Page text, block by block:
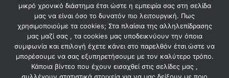
ΣΧΕΤΙΚΆ ΠΡΟΪΌΝΤΑ
μικρό χρονικό διάστημα έτσι ώστε η εμπειρία σας στη σελίδα
μας να είναι όσο το δυνατόν πιο λειτουργική. Πως
χρησιμοποιούμε τα cookies; Στα πλαίσια της αλληλεπίδρασης
μας μαζί σας , τα cookies μας υποδεικνύουν την όποια
συμφωνία και επιλογή έχετε κάνει στο παρελθόν έτσι ώστε να
μπορέσουμε να σας εξυπηρετήσουμε με τον καλύτερο τρόπο.
Κάποια βίντεο που έχουν εισαχθεί στις σελίδες μας ,
συλλέγουν στατιστικά στοιχεία για να μας δείξουν με ποιο